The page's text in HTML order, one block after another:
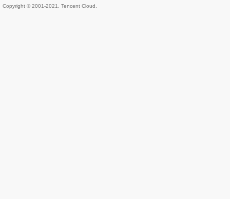
Copyright © 2001-2021, Tencent Cloud.